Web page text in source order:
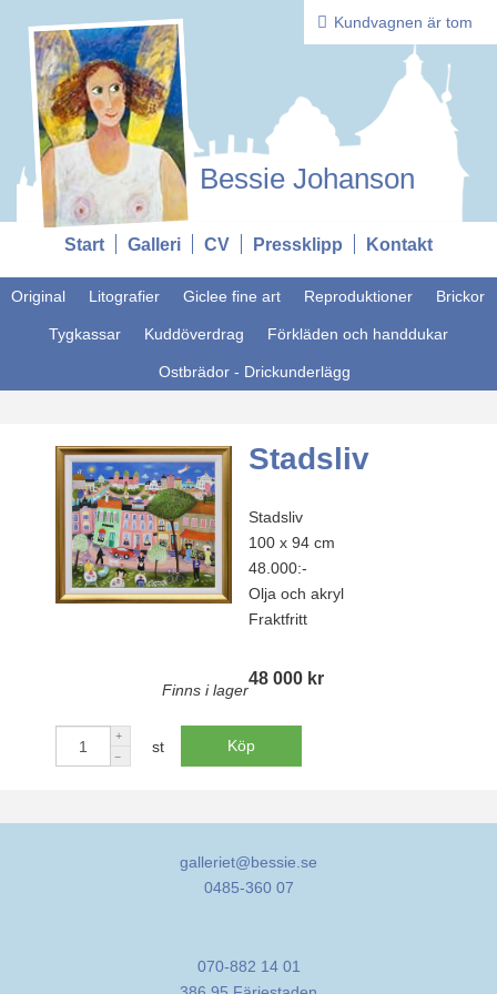
Bessie Johanson
Start Galleri CV Pressklipp Kontakt
Kundvagnen är tom
Original Litografier Giclee fine art Reproduktioner Brickor
Tygkassar Kuddöverdrag Förkläden och handdukar
Ostbrädor - Drickunderlägg
Stadsliv
Stadsliv
100 x 94 cm
48.000:-
Olja och akryl
Fraktfritt
48 000 kr
Finns i lager
st Köp
galleriet@bessie.se
0485-360 07
070-882 14 01